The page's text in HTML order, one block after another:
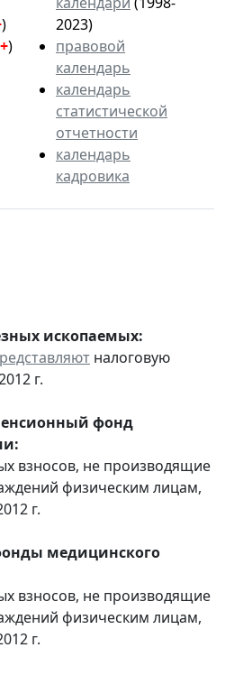
)
)
2023)
правовой
календарь
календарь
статистической
отчетности
календарь
кадровика
ископаемых:
налоговую
г.
фонд
взносов, не производящие
физическим лицам,
г.
медицинского
взносов, не производящие
физическим лицам,
г.